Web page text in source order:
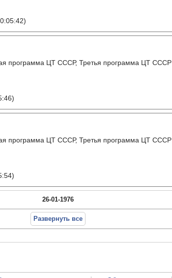
программа ЦТ ССCР, Третья программа ЦТ ССCР
программа ЦТ ССCР, Третья программа ЦТ ССCР
26-01-1976
Развернуть все